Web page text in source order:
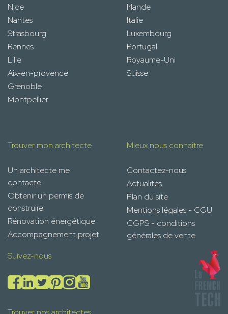
Nice
Nantes
Strasbourg
Rennes
Lille
Aix-en-provence
Grenoble
Montpellier
Irlande
Italie
Luxembourg
Portugal
Royaume-Uni
Suisse
Trouver mon architecte
Un architecte me
contacte
Obtenir un permis de
construire
Rénovation énergétique
Accompagnement projet
Mieux nous connaître
Contactez-nous
Actualités
Plan du site
Mentions légales - CGU
CGPS - conditions
générales de vente
Suivez-nous